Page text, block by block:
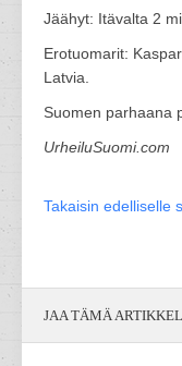
Jäähyt: Itävalta 2
Erotuomarit:
Latvia.
Suomen parhaana
UrheiluSuomi.com
Takaisin edelliselle
JAA TÄMÄ